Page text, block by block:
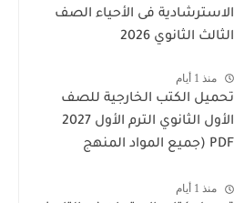
الاسترشادية فى الأحياء الصف
الثالث الثانوي 2026
منذ 1 أيام
تحميل الكتب الخارجية للصف
الأول الثانوي الترم الأول 2027
PDF (جميع المواد المنهج
منذ 1 أيام